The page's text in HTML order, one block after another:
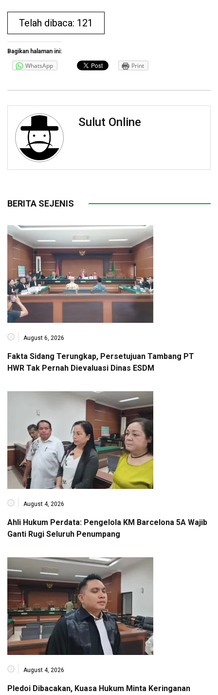
Telah dibaca: 121
Bagikan halaman ini:
WhatsApp Print
Sulut Online
BERITA SEJENIS
August 6, 2026
Fakta Sidang Terungkap, Persetujuan Tambang PT
HWR Tak Pernah Dievaluasi Dinas ESDM
August 4, 2026
Ahli Hukum Perdata: Pengelola KM Barcelona 5A Wajib
Ganti Rugi Seluruh Penumpang
August 4, 2026
Pledoi Dibacakan, Kuasa Hukum Minta Keringanan